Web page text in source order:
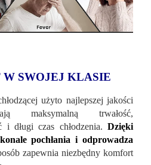
W SWOJEJ KLASIE
użyto najlepszej jakości
maksymalną trwałość,
i długi czas chłodzenia. Dzięki
pochłania i odprowadza
zapewnia niezbędny komfort